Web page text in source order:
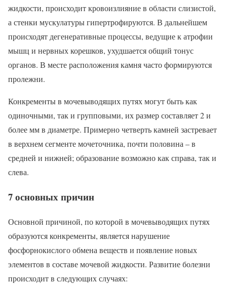
жидкости, происходит кровоизлияние в области слизистой,
а стенки мускулатуры гипертрофируются. В дальнейшем
происходят дегенеративные процессы, ведущие к атрофии
мышц и нервных корешков, ухудшается общий тонус
органов. В месте расположения камня часто формируются
пролежни.
Конкременты в мочевыводящих путях могут быть как
одиночными, так и групповыми, их размер составляет 2 и
более мм в диаметре. Примерно четверть камней застревает
в верхнем сегменте мочеточника, почти половина – в
средней и нижней; образование возможно как справа, так и
слева.
7 основных причин
Основной причиной, по которой в мочевыводящих путях
образуются конкременты, является нарушение
фосфорнокислого обмена веществ и появление новых
элементов в составе мочевой жидкости. Развитие болезни
происходит в следующих случаях: